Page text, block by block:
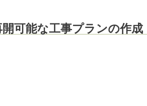
可能な工事プランの作成